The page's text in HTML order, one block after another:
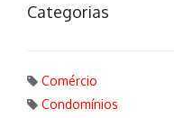
Categorias
Comércio
Condomínios